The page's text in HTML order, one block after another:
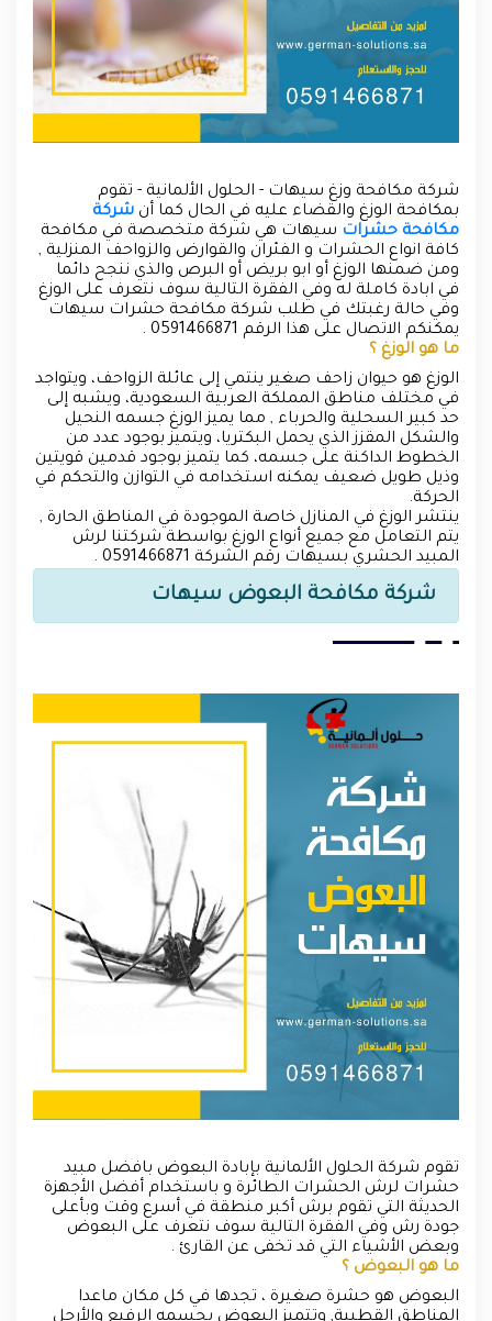
شركة مكافحة وزغ سيهات - الحلول الألمانية - تقوم
بمكافحة الوزغ والقضاء عليه في الحال كما أن شركة
مكافحة حشرات سيهات هي شركة متخصصة في مكافحة
كافة انواع الحشرات و الفئران والقوارض والزواحف المنزلية ,
ومن ضمنها الوزغ أو ابو بريض أو البرص والذي ننجح دائما
في ابادة كاملة له وفي الفقرة التالية سوف نتعرف على الوزغ
وفي حالة رغبتك في طلب شركة مكافحة حشرات سيهات
يمكنكم الاتصال على هذا الرقم 0591466871 .
ما هو الوزغ ؟
الوزغ هو حيوان زاحف صغير ينتمي إلى عائلة الزواحف، ويتواجد
في مختلف مناطق المملكة العربية السعودية، ويشبه إلى
حد كبير السحلية والحرباء , مما يميز الوزغ جسمه النحيل
والشكل المقزز الذي يحمل البكتريا، ويتميز بوجود عدد من
الخطوط الداكنة على جسمه، كما يتميز بوجود قدمين قويتين
وذيل طويل ضعيف يمكنه استخدامه في التوازن والتحكم في
الحركة.
ينتشر الوزغ في المنازل خاصة الموجودة في المناطق الحارة ,
يتم التعامل مع جميع أنواع الوزغ بواسطة شركتنا لرش
المبيد الحشري بسيهات رقم الشركة 0591466871 .
شركة مكافحة البعوض سيهات
تقوم شركة الحلول الألمانية بإبادة البعوض بافضل مبيد
حشرات لرش الحشرات الطائرة و باستخدام أفضل الأجهزة
الحديثة التي تقوم برش أكبر منطقة في أسرع وقت وبأعلى
جودة رش وفي الفقرة التالية سوف نتعرف على البعوض
وبعض الأشياء التي قد تخفى عن القارئ .
ما هو البعوض ؟
البعوض هو حشرة صغيرة ، تجدها في كل مكان ماعدا